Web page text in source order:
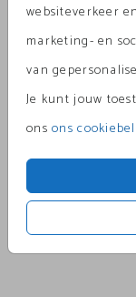
websiteverkeer
marketing- en
van
Je kunt jouw
onsons
Omschrijving
lichtgrijs 12 x
Prijs:€